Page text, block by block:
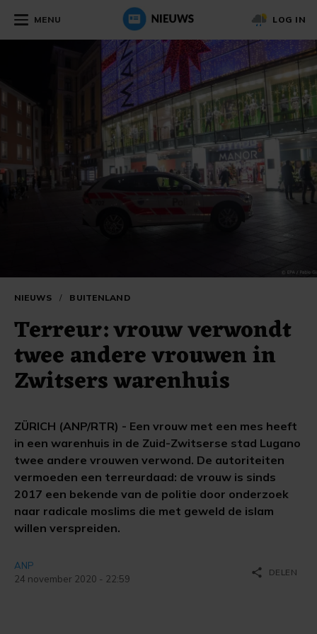
MENU LOG IN
NIEUWS / BUITENLAND
Terreur: vrouw verwondt
twee andere vrouwen in
Zwitsers warenhuis
ZÜRICH (ANP/RTR) - Een vrouw met een mes heeft
in een warenhuis in de Zuid-Zwitserse stad Lugano
twee andere vrouwen verwond. De autoriteiten
vermoeden een terreurdaad: de vrouw is sinds
2017 een bekende van de politie door onderzoek
naar radicale moslims die met geweld de islam
willen verspreiden.
ANP
24 november 2020 - 22:59
share DELEN